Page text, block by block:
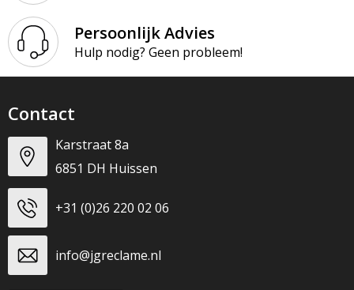
Persoonlijk Advies
Hulp nodig? Geen probleem!
Contact
Karstraat 8a
6851 DH Huissen
+31 (0)26 220 02 06
info@jgreclame.nl